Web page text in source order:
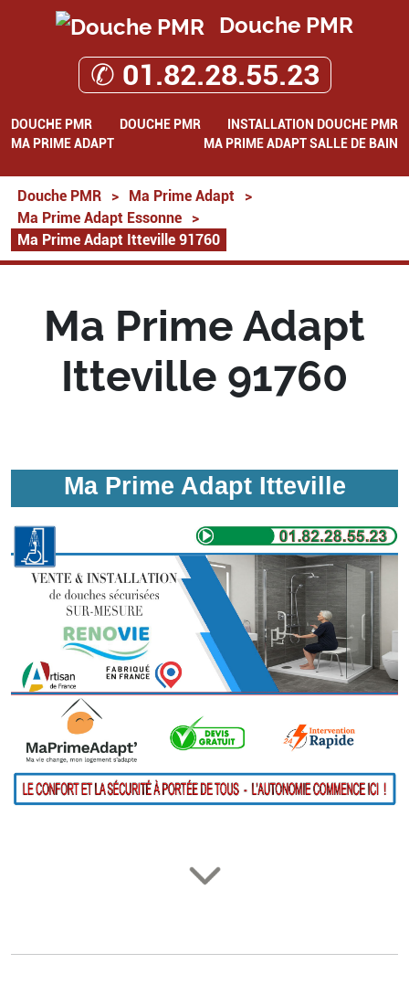
Douche PMR
✆ 01.82.28.55.23
DOUCHE PMR DOUCHE PMR
INSTALLATION DOUCHE PMR
MA PRIME ADAPT
MA PRIME ADAPT SALLE DE BAIN
Douche PMR > Ma Prime Adapt
>
Ma Prime Adapt Essonne
>
Ma Prime Adapt Itteville 91760
Ma Prime Adapt
Itteville 91760
Ma Prime Adapt Itteville